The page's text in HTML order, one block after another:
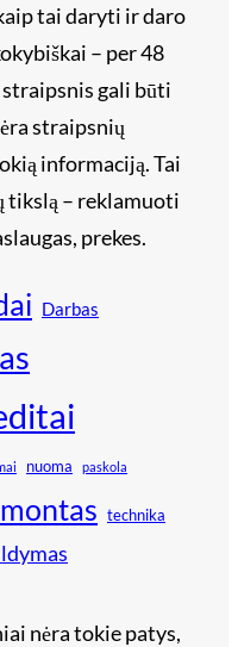
tai daryti ir daro
– per 48
gali būti
straipsnių
informaciją. Tai
tikslą – reklamuoti
prekes.
Darbas
nuoma paskola
technika
nėra tokie patys,